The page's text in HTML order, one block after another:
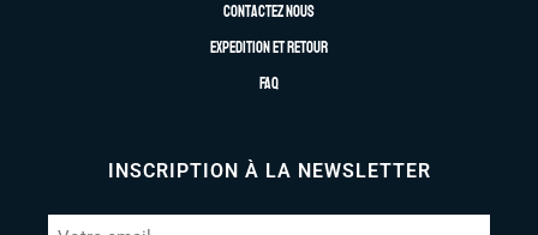
Contactez nous
Expedition et retour
FAQ
INSCRIPTION À LA NEWSLETTER